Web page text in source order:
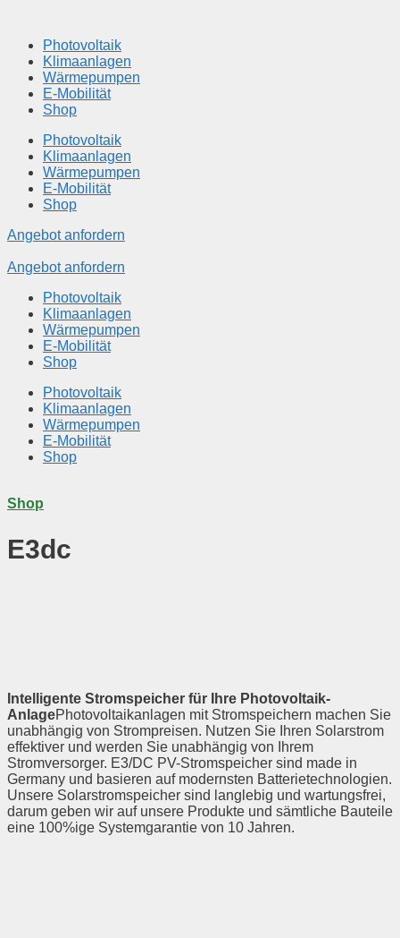
Inhalt
Photovoltaik
Klimaanlagen
Wärmepumpen
E-Mobilität
Shop
Photovoltaik
Klimaanlagen
Wärmepumpen
E-Mobilität
Shop
Angebot anfordern
Angebot anfordern
Photovoltaik
Klimaanlagen
Wärmepumpen
E-Mobilität
Shop
Photovoltaik
Klimaanlagen
Wärmepumpen
E-Mobilität
Shop
Shop
E3dc
Intelligente Stromspeicher für Ihre Photovoltaik-
AnlagePhotovoltaikanlagen mit Stromspeichern machen Sie
unabhängig von Strompreisen. Nutzen Sie Ihren Solarstrom
effektiver und werden Sie unabhängig von Ihrem
Stromversorger. E3/DC PV-Stromspeicher sind made in
Germany und basieren auf modernsten Batterietechnologien.
Unsere Solarstromspeicher sind langlebig und wartungsfrei,
darum geben wir auf unsere Produkte und sämtliche Bauteile
eine 100%ige Systemgarantie von 10 Jahren.